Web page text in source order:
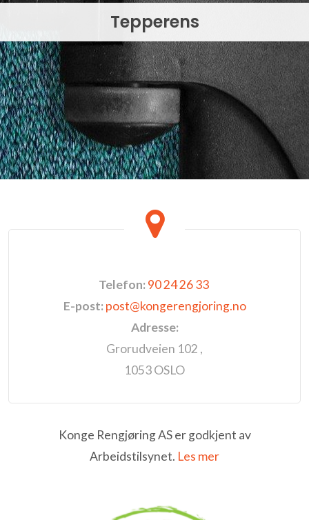
Tepperens
Telefon: 90 24 26 33
E-post: post@kongerengjoring.no
Adresse:
Grorudveien 102 ,
1053 OSLO
Konge Rengjøring AS er godkjent av
Arbeidstilsynet. Les mer